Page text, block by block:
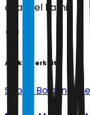
channel kami!
Artikel Terkait
Sepak Bola